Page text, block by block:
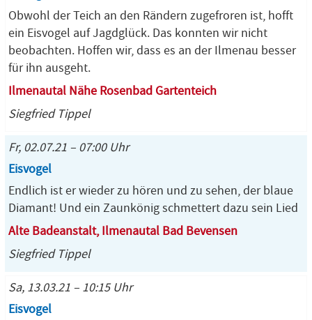
Obwohl der Teich an den Rändern zugefroren ist, hofft
ein Eisvogel auf Jagdglück. Das konnten wir nicht
beobachten. Hoffen wir, dass es an der Ilmenau besser
für ihn ausgeht.
Ilmenautal Nähe Rosenbad Gartenteich
Siegfried Tippel
Fr, 02.07.21 – 07:00 Uhr
Eisvogel
Endlich ist er wieder zu hören und zu sehen, der blaue
Diamant! Und ein Zaunkönig schmettert dazu sein Lied
Alte Badeanstalt, Ilmenautal Bad Bevensen
Siegfried Tippel
Sa, 13.03.21 – 10:15 Uhr
Eisvogel